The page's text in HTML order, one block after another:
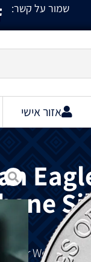
שמור על קשר:
אזור אישי
Ragnar Wolfbane